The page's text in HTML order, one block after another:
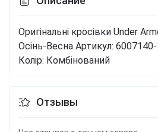
Оригінальні кросівки Under
Осінь-Весна Артикул:
Колір: Комбінований
Отзывы